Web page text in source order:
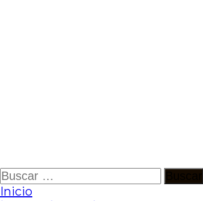
Ir
al
Buscar:
Inicio